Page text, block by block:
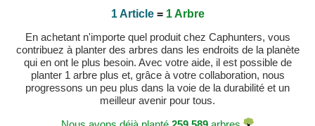
1 Article= 1 Arbre
En achetant n'importe quel produit chez Caphunters, vous
contribuez à planter des arbres dans les endroits de la planète
qui en ont le plus besoin. Avec votre aide, il est possible de
planter 1 arbre plus et, grâce à votre collaboration, nous
progressons un peu plus dans la voie de la durabilité et un
meilleur avenir pour tous.